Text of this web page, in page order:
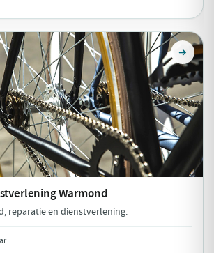
Warmond
reparatie en dienstverlening.